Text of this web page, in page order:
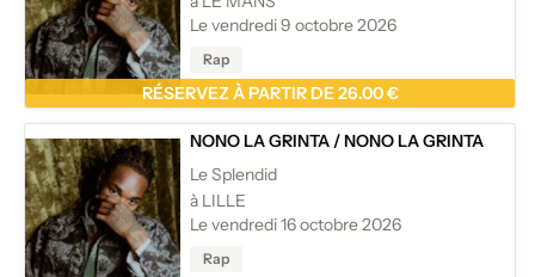
Le vendredi 9 octobre 2026
Rap
RÉSERVEZ À PARTIR DE 26.00 €
NONO LA GRINTA /NONO LA GRINTA
Le Splendid
à LILLE
Le vendredi 16 octobre 2026
Rap